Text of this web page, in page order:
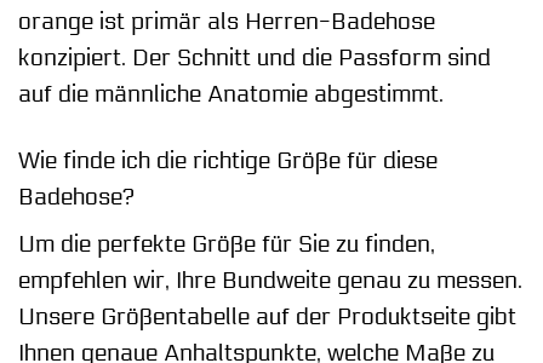
orange ist primär als Herren-Badehose
konzipiert. Der Schnitt und die Passform sind
auf die männliche Anatomie abgestimmt.
Wie finde ich die richtige Größe für diese
Badehose?
Um die perfekte Größe für Sie zu finden,
empfehlen wir, Ihre Bundweite genau zu messen.
Unsere Größentabelle auf der Produktseite gibt
Ihnen genaue Anhaltspunkte, welche Maße zu